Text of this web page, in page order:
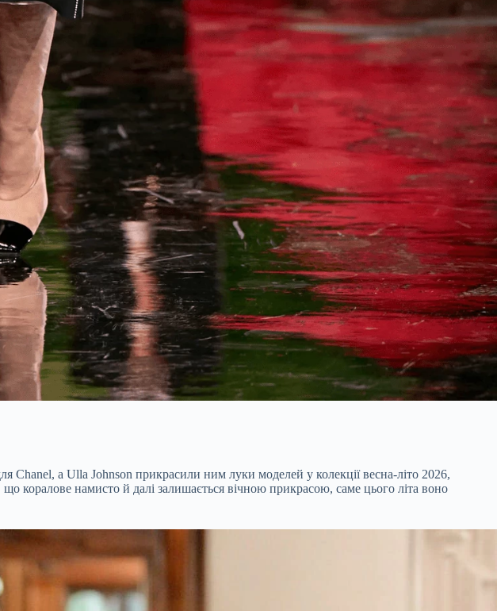
Chanel, а Ulla Johnson прикрасили ним луки моделей у колекції весна-літо 2026,
коралове намисто й далі залишається вічною прикрасою, саме цього літа воно